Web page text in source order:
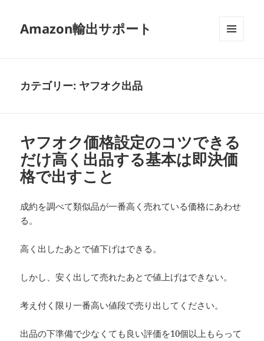
Amazon輸出サポート
カテゴリー: ヤフオク出品
ヤフオク価格設定のコツできる
だけ高く出品する基本は即決価
格で出すこと
成約を調べて類似品が一番高く売れている価格にあわせ
る。
高く出したあとで値下げはできる。
しかし、安く出して売れたあとで値上げはできない。
考え付く限り一番高い値段で売り出してください。
出品の下準備で少なくても良い評価を10個以上もらって